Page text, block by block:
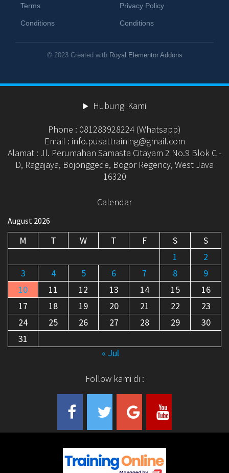
Terms
Conditions
Privacy Policy
Conditions
© 2023 Created with Royal Elementor Addons
Hubungi Kami
Phone : 081283928224 (Whatsapp)
Email : info.pusattraining@gmail.com
Alamat : Jl. Perumahan Samasta Citayam 2 No.9 Blok C -
D, Ragajaya, Bojonggede, Bogor Regency, West Java
16320
Calendar
August 2026
M T W T F S
S
1
2
3
4 5 6 7 8
9
10
11 12 13 14 15
16
17
18 19 20 21 22
23
24
25 26 27 28 29
30
31
« Jul
Follow kami di :